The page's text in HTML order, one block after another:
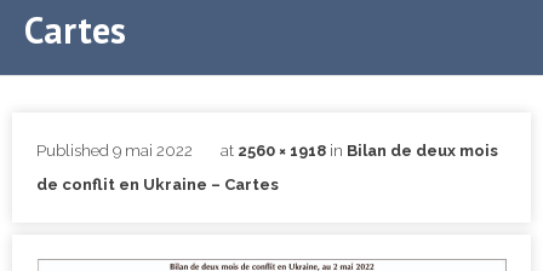
Cartes
Published 9 mai 2022 at 2560 × 1918 in Bilan de deux mois
de conflit en Ukraine – Cartes